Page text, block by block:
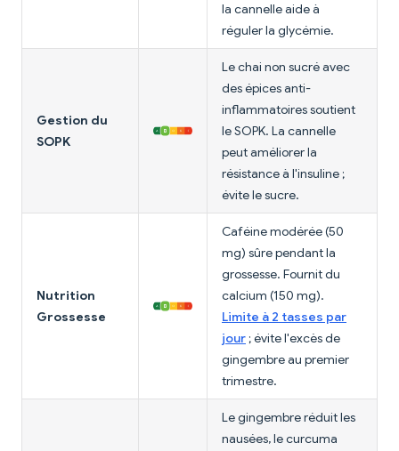
la cannelle aide à
réguler la glycémie.
Gestion du
SOPK
Le chai non sucré avec
des épices anti-
inflammatoires soutient
le SOPK. La cannelle
peut améliorer la
résistance à l'insuline ;
évite le sucre.
Nutrition
Grossesse
Caféine modérée (50
mg) sûre pendant la
grossesse. Fournit du
calcium (150 mg).
Limite à 2 tasses par
jour ; évite l'excès de
gingembre au premier
trimestre.
Le gingembre réduit les
nausées, le curcuma